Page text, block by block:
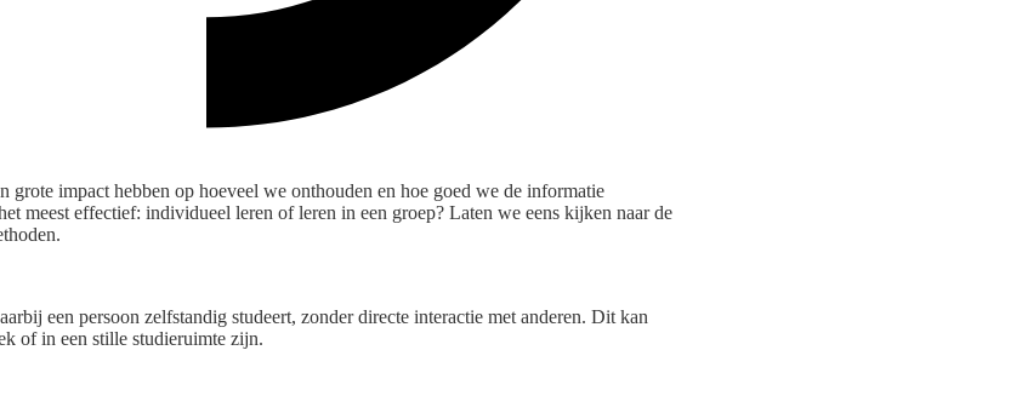
grote impact hebben op hoeveel we onthouden en hoe goed we de informatie
meest effectief: individueel leren of leren in een groep? Laten we eens kijken naar de
een persoon zelfstandig studeert, zonder directe interactie met anderen. Dit kan
of in een stille studieruimte zijn.